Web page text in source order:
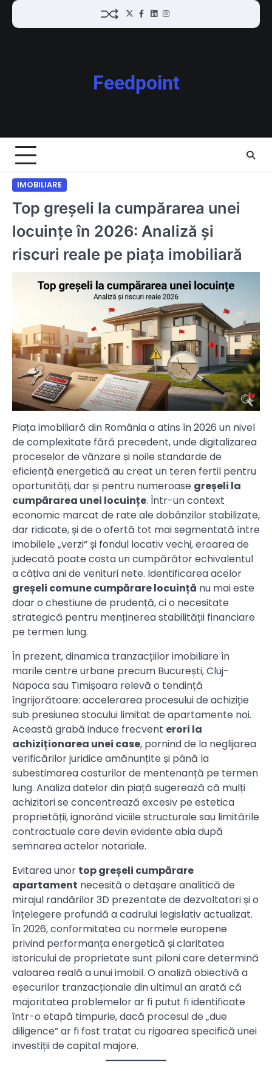
Skip
TwitterFacebook
LinkedInInstagram
Feedpoint
IMOBILIARE
Top greșeli la cumpărarea unei
locuințe în 2026: Analiză și
riscuri reale pe piața imobiliară
Piața imobiliară din România a atins în 2026 un nivel
de complexitate fără precedent, unde digitalizarea
proceselor de vânzare și noile standarde de
eficiență energetică au creat un teren fertil pentru
oportunități, dar și pentru numeroase greșeli la
cumpărarea unei locuințe. Într-un context
economic marcat de rate ale dobânzilor stabilizate,
dar ridicate, și de o ofertă tot mai segmentată între
imobilele „verzi” și fondul locativ vechi, eroarea de
judecată poate costa un cumpărător echivalentul
a câțiva ani de venituri nete. Identificarea acelor
greșeli comune cumpărare locuință nu mai este
doar o chestiune de prudență, ci o necesitate
strategică pentru menținerea stabilității financiare
pe termen lung.
În prezent, dinamica tranzacțiilor imobiliare în
marile centre urbane precum București, Cluj-
Napoca sau Timișoara relevă o tendință
îngrijorătoare: accelerarea procesului de achiziție
sub presiunea stocului limitat de apartamente noi.
Această grabă induce frecvent erori la
achiziționarea unei case, pornind de la neglijarea
verificărilor juridice amănunțite și până la
subestimarea costurilor de mentenanță pe termen
lung. Analiza datelor din piață sugerează că mulți
achizitori se concentrează excesiv pe estetica
proprietății, ignorând viciile structurale sau limitările
contractuale care devin evidente abia după
semnarea actelor notariale.
Evitarea unor top greșeli cumpărare
apartament necesită o detașare analitică de
mirajul randărilor 3D prezentate de dezvoltatori și o
înțelegere profundă a cadrului legislativ actualizat.
În 2026, conformitatea cu normele europene
privind performanța energetică și claritatea
istoricului de proprietate sunt piloni care determină
valoarea reală a unui imobil. O analiză obiectivă a
eșecurilor tranzacționale din ultimul an arată că
majoritatea problemelor ar fi putut fi identificate
într-o etapă timpurie, dacă procesul de „due
diligence” ar fi fost tratat cu rigoarea specifică unei
investiții de capital majore.